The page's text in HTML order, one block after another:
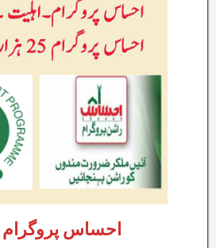
احساس پروگرام 25000